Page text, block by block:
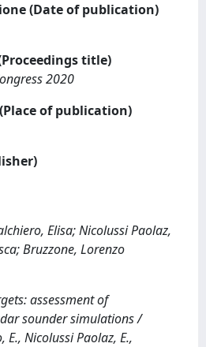
(Date of publication)
title)
2020
of publication)
Elisa; Nicolussi Paolaz,
Bruzzone, Lorenzo
assessment of
sounder simulations /
E., Nicolussi Paolaz, E.,